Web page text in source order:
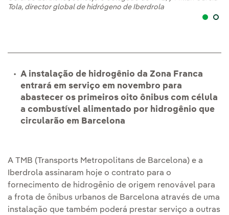
Tola, director global de hidrógeno de Iberdrola
A instalação de hidrogênio da Zona Franca
entrará em serviço em novembro para
abastecer os primeiros oito ônibus com célula
a combustível alimentado por hidrogênio que
circularão em Barcelona
A TMB (Transports Metropolitans de Barcelona) e a
Iberdrola assinaram hoje o contrato para o
fornecimento de hidrogênio de origem renovável para
a frota de ônibus urbanos de Barcelona através de uma
instalação que também poderá prestar serviço a outras